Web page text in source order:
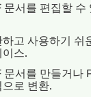
문서를 편집할 수
하고 사용하기 쉬
이스.
문서를 만들거나
으로 변환.